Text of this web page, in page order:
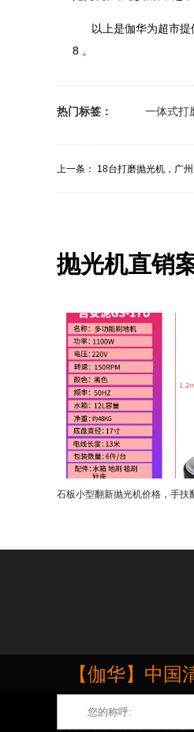
以上是伽华为超市
8 。
热门标签： 一体式打
上一条： 18台打磨抛光机，广
抛光机直销
伽华品牌专业生产石材打磨抛
版权归：广州吉安泥工贸有限
【伽华】中